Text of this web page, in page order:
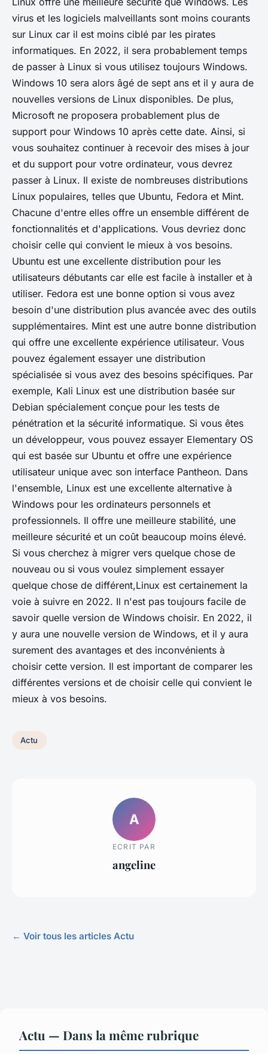
virus et les logiciels malveillants sont moins courants
sur Linux car il est moins ciblé par les pirates
informatiques. En 2022, il sera probablement temps
de passer à Linux si vous utilisez toujours Windows.
Windows 10 sera alors âgé de sept ans et il y aura de
nouvelles versions de Linux disponibles. De plus,
Microsoft ne proposera probablement plus de
support pour Windows 10 après cette date. Ainsi, si
vous souhaitez continuer à recevoir des mises à jour
et du support pour votre ordinateur, vous devrez
passer à Linux. Il existe de nombreuses distributions
Linux populaires, telles que Ubuntu, Fedora et Mint.
Chacune d'entre elles offre un ensemble différent de
fonctionnalités et d'applications. Vous devriez donc
choisir celle qui convient le mieux à vos besoins.
Ubuntu est une excellente distribution pour les
utilisateurs débutants car elle est facile à installer et à
utiliser. Fedora est une bonne option si vous avez
besoin d'une distribution plus avancée avec des outils
supplémentaires. Mint est une autre bonne distribution
qui offre une excellente expérience utilisateur. Vous
pouvez également essayer une distribution
spécialisée si vous avez des besoins spécifiques. Par
exemple, Kali Linux est une distribution basée sur
Debian spécialement conçue pour les tests de
pénétration et la sécurité informatique. Si vous êtes
un développeur, vous pouvez essayer Elementary OS
qui est basée sur Ubuntu et offre une expérience
utilisateur unique avec son interface Pantheon. Dans
l'ensemble, Linux est une excellente alternative à
Windows pour les ordinateurs personnels et
professionnels. Il offre une meilleure stabilité, une
meilleure sécurité et un coût beaucoup moins élevé.
Si vous cherchez à migrer vers quelque chose de
nouveau ou si vous voulez simplement essayer
quelque chose de différent,Linux est certainement la
voie à suivre en 2022. Il n'est pas toujours facile de
savoir quelle version de Windows choisir. En 2022, il
y aura une nouvelle version de Windows, et il y aura
surement des avantages et des inconvénients à
choisir cette version. Il est important de comparer les
différentes versions et de choisir celle qui convient le
mieux à vos besoins.
Actu
A
ECRIT PAR
angeline
← Voir tous les articles Actu
Actu — Dans la même rubrique